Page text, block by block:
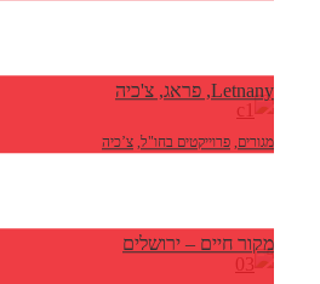
Letnany, פראג, צ'כיה
מגורים, פרוייקטים בחו"ל, צ’כיה
מקור חיים – ירושלים